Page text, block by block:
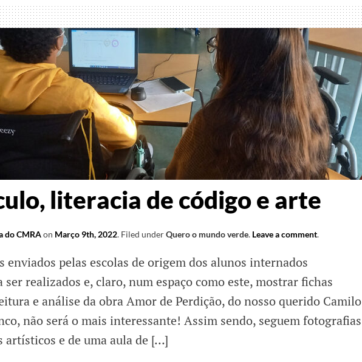
ano
que
esperamos
mais
verde
literacia de código e arte
do CMRAon Março 9th, 2022. Filed underQuero o mundo verde. Leave a comment.
enviados pelas escolas de origem dos alunos internados
ser realizados e, claro, num espaço como este, mostrar fichas
e análise da obra Amor de Perdição, do nosso querido Camilo
não será o mais interessante! Assim sendo, seguem fotografias
artísticos e de uma aula de […]